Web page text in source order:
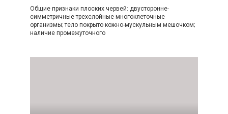
Общие признаки плоских червей: двусторонне-
симметричные трехслойные многоклеточные
организмы; тело покрыто кожно-мускульным мешочком;
наличие промежуточного